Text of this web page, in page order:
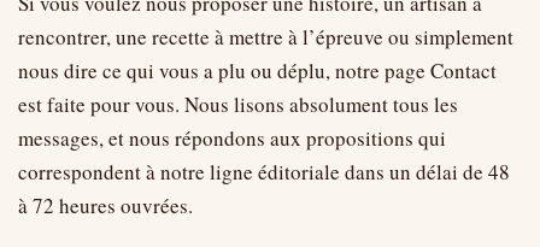
rencontrer, une recette à mettre à l’épreuve ou simplement
nous dire ce qui vous a plu ou déplu, notre page Contact
est faite pour vous. Nous lisons absolument tous les
messages, et nous répondons aux propositions qui
correspondent à notre ligne éditoriale dans un délai de 48
à 72 heures ouvrées.